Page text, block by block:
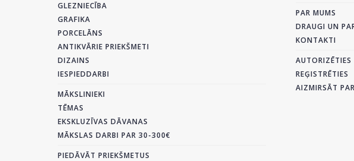
GLEZNIECĪBA
GRAFIKA
PORCELĀNS
ANTIKVĀRIE PRIEKŠMETI
DIZAINS
IESPIEDDARBI
MĀKSLINIEKI
TĒMAS
EKSKLUZĪVAS DĀVANAS
MĀKSLAS DARBI PAR 30-300€
PIEDĀVĀT PRIEKŠMETUS
PAR MUMS
DRAUGI UN
KONTAKTI
AUTORIZĒTIES
REĢISTRĒTIES
AIZMIRSĀT